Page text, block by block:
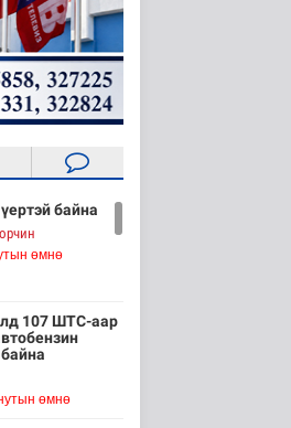
байна
өмнө
107 ШТС-аар
өмнө